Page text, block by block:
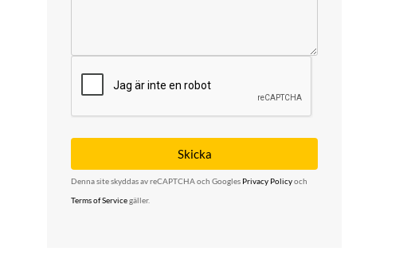
Denna site skyddas av reCAPTCHA och Googles Privacy Policyoch
Terms of Servicegäller.